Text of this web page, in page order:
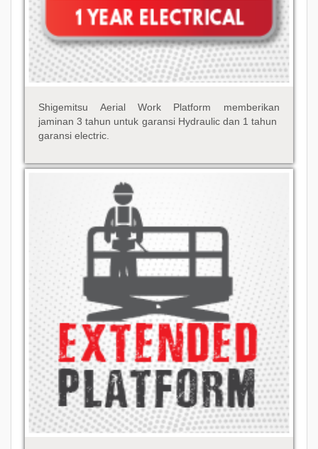
Shigemitsu Aerial Work Platform memberikan
jaminan 3 tahun untuk garansi Hydraulic dan 1 tahun
garansi electric.